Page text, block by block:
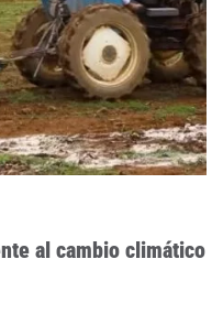
al cambio climático